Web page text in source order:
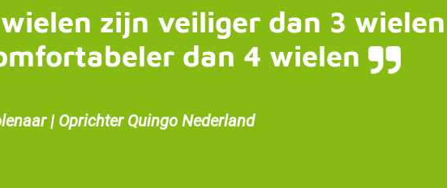
zijn veiliger dan 3 wielen
dan 4 wielen
| Oprichter Quingo Nederland